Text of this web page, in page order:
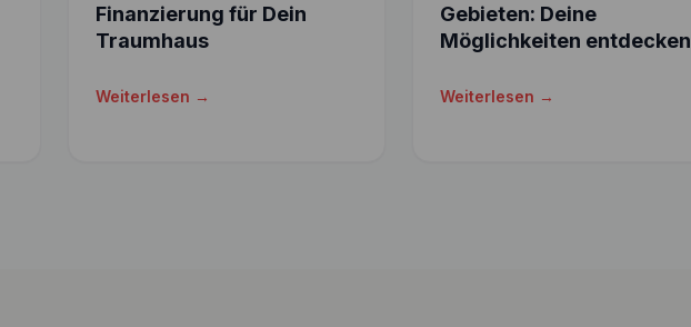
Finanzierung für Dein
Traumhaus
Weiterlesen →
Gebieten: Deine
Möglichkeiten entdecken
Weiterlesen →